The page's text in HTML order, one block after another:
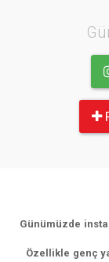
Günümüzde
Özellikle genç